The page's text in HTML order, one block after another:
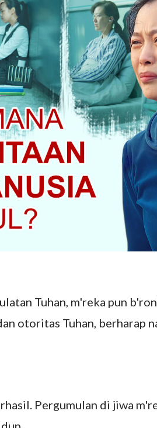
Tuhan, m'reka pun
otoritas Tuhan, berharap
Pergumulan di jiwa